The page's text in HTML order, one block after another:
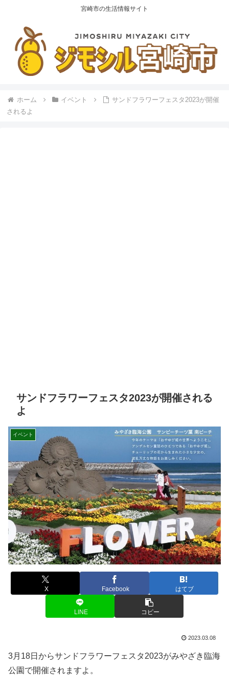
宮崎市の生活情報サイト
ホーム イベント
サンドフラワーフェスタ2023が開催
されるよ
サンドフラワーフェスタ2023が開催される
よ
イベント
X Facebook はてブ
LINE コピー
2023.03.08
3月18日からサンドフラワーフェスタ2023がみやざき臨海
公園で開催されますよ。